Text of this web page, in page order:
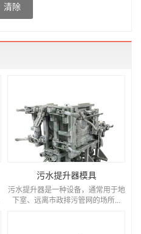
清除
污水提升器模具
污水提升器是一种设备，通常用于地
下室、远离市政排污管网的场所...